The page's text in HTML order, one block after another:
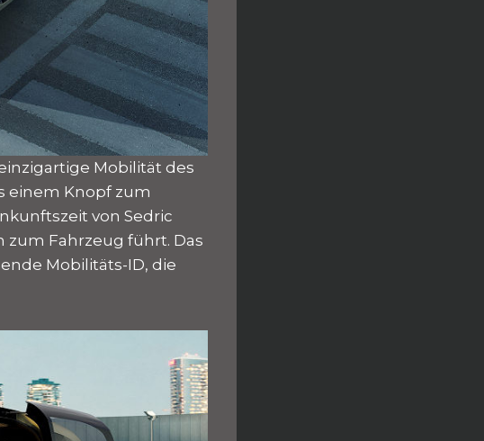
Mobilität des
einem Knopf zum
von Sedric
zum Fahrzeug führt. Das
Mobilitäts-ID, die